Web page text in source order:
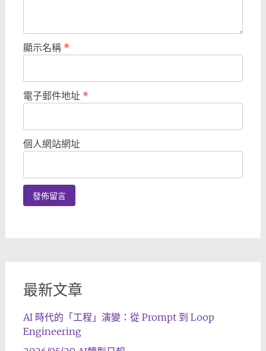
顯示名稱 *
電子郵件地址 *
個人網站網址
最新文章
AI 時代的「工程」演變：從 Prompt 到 Loop
Engineering